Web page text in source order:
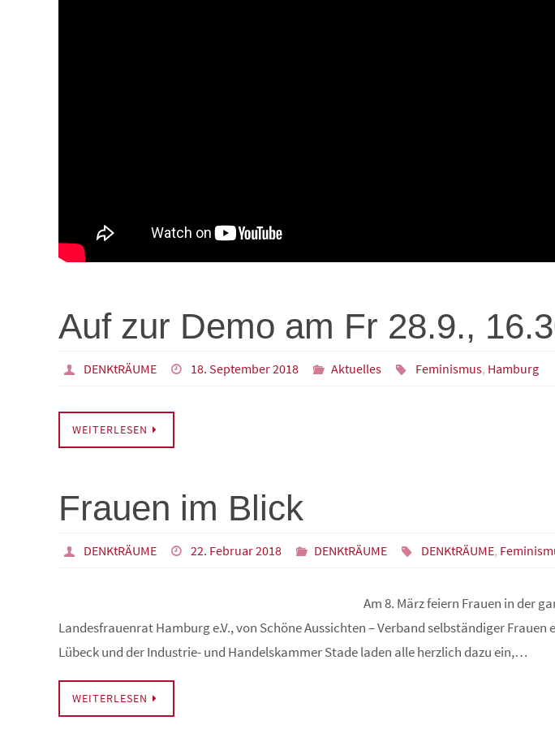
Auf zur Demo am Fr 28.9.,
DENKtRÄUME 18. September 2018 Aktuelles Feminismus, Hamburg
WEITERLESEN
Frauen im Blick
DENKtRÄUME 22. Februar 2018 DENKtRÄUME DENKtRÄUME,
Am 8. März feiern Frauen in der
Landesfrauenrat Hamburg e.V., von Schöne Aussichten – Verband selbständiger
Lübeck und der Industrie- und Handelskammer Stade laden alle herzlich dazu ein,…
WEITERLESEN